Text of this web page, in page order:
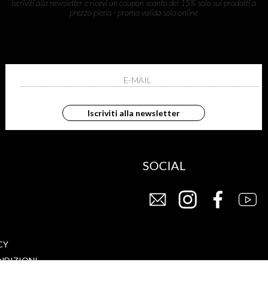
ho letto ed accettato le condizioni sulla
STORE
FAQ
CHI SIAMO
SOCIAL
iscriviti alla newsletter e ricevi un coupon sconto del 15% solo sui prodotti a
prezzo pieno - promo valida solo online
Iscriviti alla newsletter